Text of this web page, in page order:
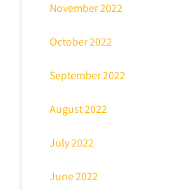
November 2022
October 2022
September 2022
August 2022
July 2022
June 2022